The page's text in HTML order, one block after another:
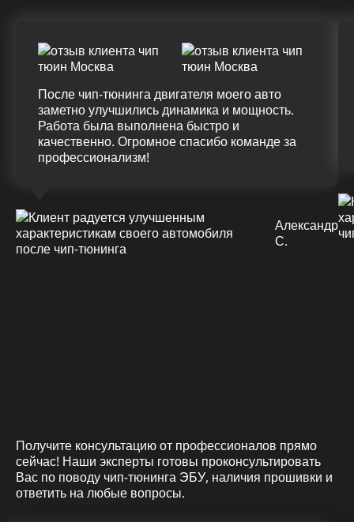
После чип-тюнинга двигателя моего авто
заметно улучшились динамика и мощность.
Работа была выполнена быстро и
качественно. Огромное спасибо команде за
профессионализм!
Александр
С.
Получите консультацию от профессионалов прямо
сейчас! Наши эксперты готовы проконсультировать
Вас по поводу чип-тюнинга ЭБУ, наличия прошивки и
ответить на любые вопросы.